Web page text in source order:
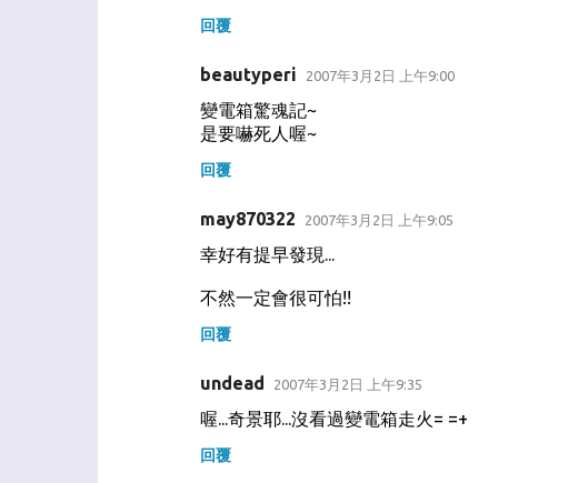
回覆
beautyperi 2007年3月2日 上午9:00
變電箱驚魂記~
是要嚇死人喔~
回覆
may870322 2007年3月2日 上午9:05
幸好有提早發現...
不然一定會很可怕!!
回覆
undead 2007年3月2日 上午9:35
喔...奇景耶...沒看過變電箱走火= =+
回覆